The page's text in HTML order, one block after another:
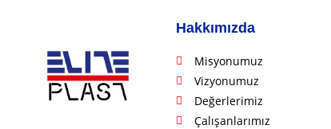
Hakkımızda
Misyonumuz
Vizyonumuz
Değerlerimiz
Çalışanlarımız